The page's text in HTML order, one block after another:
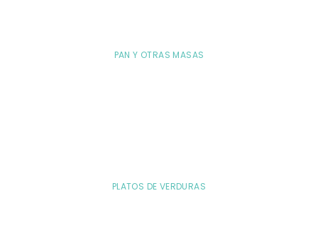
PAN Y OTRAS MASAS
PLATOS DE VERDURAS